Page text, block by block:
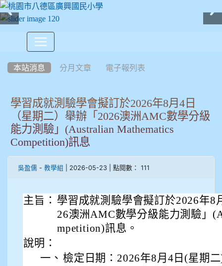
本站消息 分月文章 電子報列表
學習成就測驗學會擬訂於2026年8月4日
（星期二）舉辦「2026澳洲AMC數學分級
能力測驗」(Australian Mathematics
Competition)訊息
吳盈儒 - 教學組 | 2026-05-23 | 點閱數： 111
主旨： 學習成就測驗學會擬訂於2026年8
26澳洲AMC數學分級能力測驗」
mpetition)訊息。
說明：
一、 檢定日期：2026年8月4日(星期